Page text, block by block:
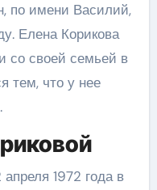
по имени Василий,
Елена Корикова
со своей семьей в
тем, что у нее
1972 года в